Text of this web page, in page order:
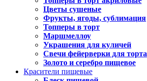
Цветы сушеные
Фрукты, ягоды, сублимация
Топперы в торт
Маршмеллоу
Украшения для куличей
Свечи фейерверки для торта
Золото и серебро пищевое
Красители пищевые